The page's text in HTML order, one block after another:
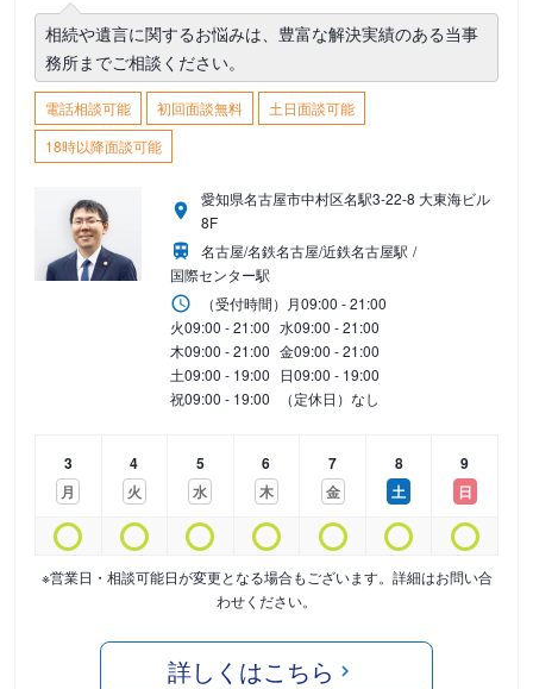
相続や遺言に関するお悩みは、豊富な解決実績のある当事
務所までご相談ください。
電話相談可能 初回面談無料
土日面談可能
18時以降面談可能
愛知県名古屋市中村区名駅3-22-8 大東海ビル
8F
名古屋/名鉄名古屋/近鉄名古屋駅
国際センター駅
（受付時間） 月09:00 - 21:00
火09:00 - 21:00 水09:00 - 21:00
木09:00 - 21:00 金09:00 - 21:00
土09:00 - 19:00 日09:00 - 19:00
祝09:00 - 19:00 （定休日）なし
3
月
4
火
5
水
6
木
7
金
8
土
9
日
※営業日・相談可能日が変更となる場合もございます。詳細はお問い合
わせください。
詳しくはこちら